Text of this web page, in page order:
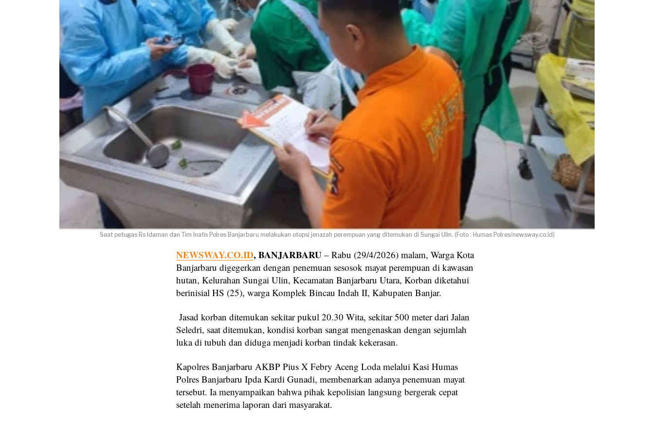
Saat petugas Rs Idaman dan Tim Inafis Polres Banjarbaru melakukan otopsi jenazah perempuan yang ditemukan di Sungai Ulin. (Foto : Humas Polres/newsway.co.id)
NEWSWAY.CO.ID, BANJARBARU – Rabu (29/4/2026) malam, Warga Kota
Banjarbaru digegerkan dengan penemuan sesosok mayat perempuan di kawasan
hutan, Kelurahan Sungai Ulin, Kecamatan Banjarbaru Utara, Korban diketahui
berinisial HS (25), warga Komplek Bincau Indah II, Kabupaten Banjar.
Jasad korban ditemukan sekitar pukul 20.30 Wita, sekitar 500 meter dari Jalan
Seledri, saat ditemukan, kondisi korban sangat mengenaskan dengan sejumlah
luka di tubuh dan diduga menjadi korban tindak kekerasan.
Kapolres Banjarbaru AKBP Pius X Febry Aceng Loda melalui Kasi Humas
Polres Banjarbaru Ipda Kardi Gunadi, membenarkan adanya penemuan mayat
tersebut. Ia menyampaikan bahwa pihak kepolisian langsung bergerak cepat
setelah menerima laporan dari masyarakat.